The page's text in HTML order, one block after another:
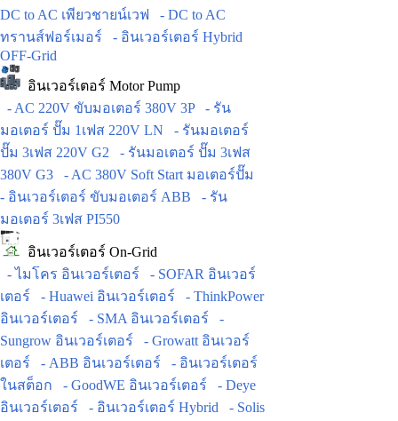
DC to AC เพียวชายน์เวฟ
- DC to AC
ทรานส์ฟอร์เมอร์
- อินเวอร์เตอร์ Hybrid
OFF-Grid
อินเวอร์เตอร์ Motor Pump
- AC 220V ขับมอเตอร์ 380V 3P
- รัน
มอเตอร์ ปั๊ม 1เฟส 220V LN
- รันมอเตอร์
ปั๊ม 3เฟส 220V G2
- รันมอเตอร์ ปั๊ม 3เฟส
380V G3
- AC 380V Soft Start มอเตอร์ปั๊ม
- อินเวอร์เตอร์ ขับมอเตอร์ ABB
- รัน
มอเตอร์ 3เฟส PI550
อินเวอร์เตอร์ On-Grid
- ไมโคร อินเวอร์เตอร์
- SOFAR อินเวอร์
เตอร์
- Huawei อินเวอร์เตอร์
- ThinkPower
อินเวอร์เตอร์
- SMA อินเวอร์เตอร์
-
Sungrow อินเวอร์เตอร์
- Growatt อินเวอร์
เตอร์
- ABB อินเวอร์เตอร์
- อินเวอร์เตอร์
ในสต็อก
- GoodWE อินเวอร์เตอร์
- Deye
อินเวอร์เตอร์
- อินเวอร์เตอร์ Hybrid
- Solis